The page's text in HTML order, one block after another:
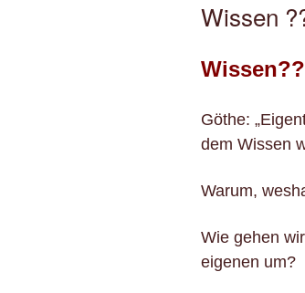
Wissen
Wissen??
Göthe:
dem Wissen
Warum,
Wie gehen
eigenen um?